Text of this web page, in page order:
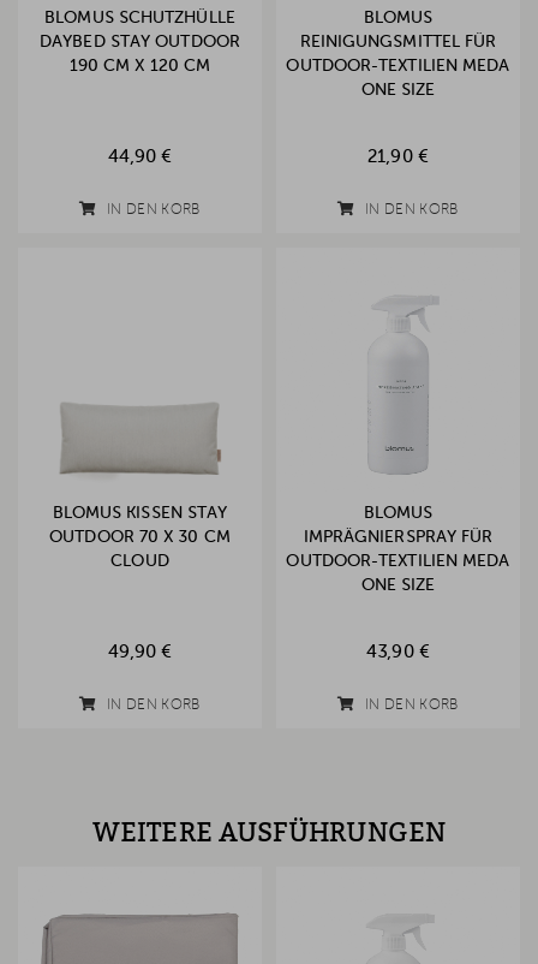
BLOMUS SCHUTZHÜLLE
DAYBED STAY OUTDOOR
190 CM X 120 CM
44,90 €
IN DEN KORB
BLOMUS
REINIGUNGSMITTEL FÜR
OUTDOOR-TEXTILIEN MEDA
ONE SIZE
21,90 €
IN DEN KORB
BLOMUS KISSEN STAY
OUTDOOR 70 X 30 CM
CLOUD
49,90 €
IN DEN KORB
BLOMUS
IMPRÄGNIERSPRAY FÜR
OUTDOOR-TEXTILIEN MEDA
ONE SIZE
43,90 €
IN DEN KORB
WEITERE AUSFÜHRUNGEN